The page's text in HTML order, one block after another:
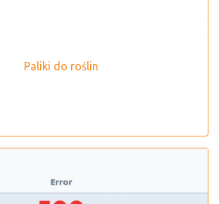
Paliki do roślin